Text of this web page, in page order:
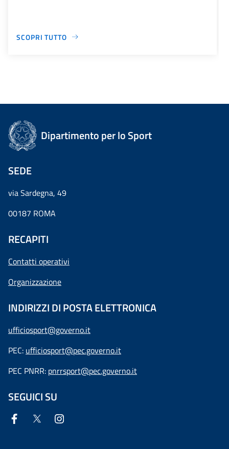
SCOPRI TUTTO
Dipartimento per lo Sport
SEDE
via Sardegna, 49
00187 ROMA
RECAPITI
Contatti operativi
Organizzazione
INDIRIZZI DI POSTA ELETTRONICA
ufficiosport@governo.it
PEC: ufficiosport@pec.governo.it
PEC PNRR: pnrrsport@pec.governo.it
SEGUICI SU